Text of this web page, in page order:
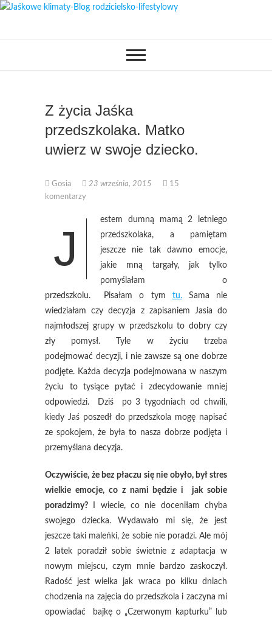
Skip
Jaśkowe klimaty-
Blog rodzicielsko-
lifestylowy
CIEKAWE PROJEKTY DIY Z
Z życia Jaśka
przedszkolaka. Matko
uwierz w swoje dziecko.
Gosia 23 września, 2015
15
komentarzy
J
estem dumną mamą 2 letniego
przedszkolaka, a pamiętam
jeszcze nie tak dawno emocje,
jakie mną targały, jak tylko
pomyślałam o
przedszkolu. Pisałam o tym tu.Sama nie
wiedziałam czy decyzja z zapisaniem Jasia do
najmłodszej grupy w przedszkolu to dobry czy
zły pomysł. Tyle w życiu trzeba
podejmować decyzji, i nie zawsze są one dobrze
podjęte. Każda decyzja podejmowana w naszym
życiu to tysiące pytać i zdecydowanie mniej
odpowiedzi. Dziś po 3 tygodniach od chwili,
kiedy Jaś poszedł do przedszkola mogę napisać
ze spokojem, że była to nasza dobrze podjęta i
przemyślana decyzja.
Oczywiście, że bez płaczu się nie obyło, był stres
wielkie emocje, co z nami będzie i jak sobie
poradzimy? I wiecie, co nie doceniłam chyba
swojego dziecka. Wydawało mi się, że jest
jeszcze taki maleńki, że sobie nie poradzi. Ale mój
2 latek poradził sobie świetnie z adaptacja w
nowym miejscu, czym mnie bardzo zaskoczył.
Radość jest wielka jak wraca po kilku dniach
chodzenia na zajęcia do przedszkola i zaczyna mi
opowiadać bajkę o „Czerwonym kapturku” lub